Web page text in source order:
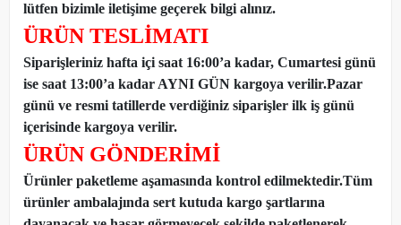
lütfen bizimle iletişime geçerek bilgi alınız.
ÜRÜN TESLİMATI
Siparişleriniz hafta içi saat 16:00’a kadar, Cumartesi günü
ise saat 13:00’a kadar AYNI GÜN kargoya verilir.Pazar
günü ve resmi tatillerde verdiğiniz siparişler ilk iş günü
içerisinde kargoya verilir.
ÜRÜN GÖNDERİMİ
Ürünler paketleme aşamasında kontrol edilmektedir.Tüm
ürünler ambalajında sert kutuda kargo şartlarına